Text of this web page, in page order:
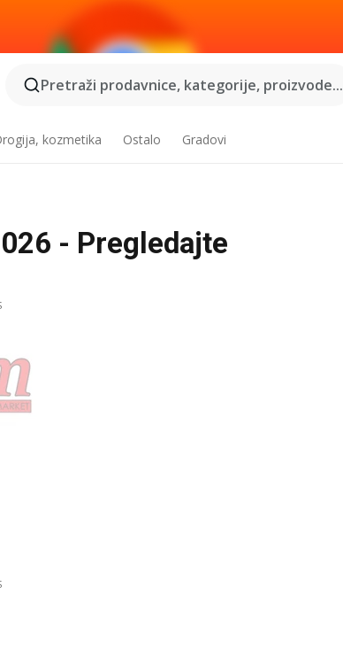
Pretraži prodavnice, kategorije, proizvode...
kozmetika Ostalo Gradovi
- Pregledajte